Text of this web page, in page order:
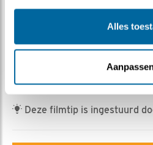
Alles
kant waar je op kan. Wat zit er
Deze filmtip is ingestuurd